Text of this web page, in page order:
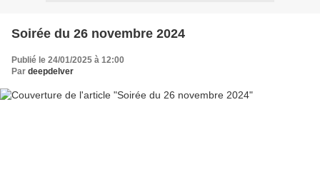
Soirée du 26 novembre 2024
Publié le 24/01/2025 à 12:00
Par deepdelver